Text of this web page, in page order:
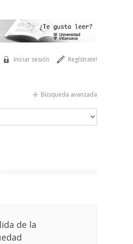
Regístrate!
Iniciar sesión
Búsqueda avanzada
de la